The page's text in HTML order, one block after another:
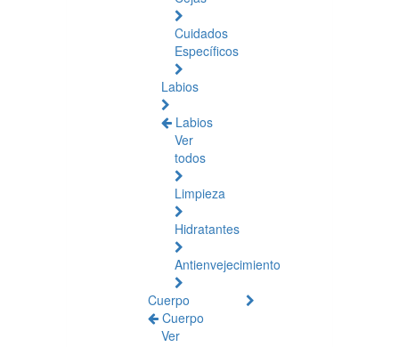
Cuidados
Específicos
Labios
Labios
Ver
todos
Limpieza
Hidratantes
Antienvejecimiento
Cuerpo
Cuerpo
Ver